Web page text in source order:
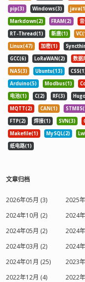
pip(3)
Windows(3)
Markdown(2)
FRAM(2)
RT-Thread(1)
新唐(1)
Linux(47)
加密(1)
GCC(6)
LoRaWAN(2) 数据
NAS(3)
Ubuntu(13)
Arduino(5)
Modbus(1)
电池(1)
C(2) RF(3)
MQTT(2)
CAN(1)
FTP(2)
焊接(1) SVN(3)
Makefile(1)
MySQL(2)
纸电路(1)
文章归档
2026年05月 (3)
2025
2024年10月 (2)
2024
2024年05月 (2)
2024
2024年03月 (2)
2024
2024年01月 (25)
2023
2022年12月 (4)
2022